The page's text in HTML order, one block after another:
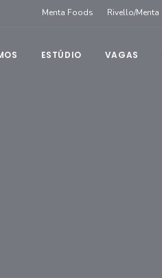
Menta Foods Rivello/Menta
ESTÚDIO VAGAS